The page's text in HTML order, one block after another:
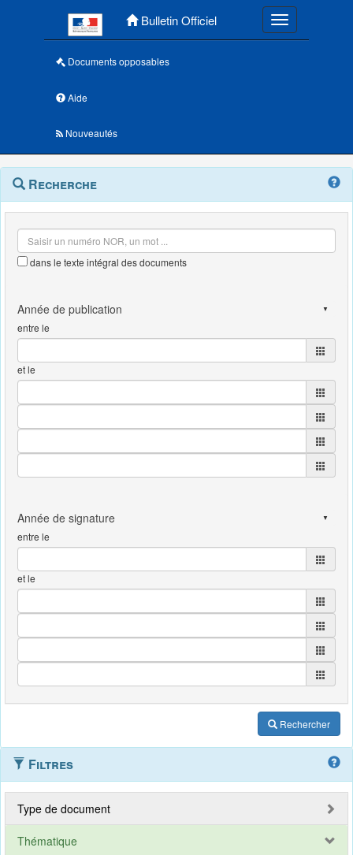
Bulletin Officiel Toggle
Documents opposables
Aide
Nouveautés
Navigation
outils
Menu
contextuel
Recherche
dans le texte intégral des documents
entre le
et le
entre le
et le
Rechercher
Filtres
Type de document
Thématique